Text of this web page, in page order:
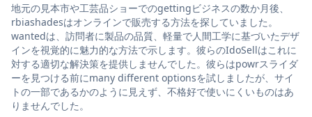
地元の見本市や工芸品ショーでのgettingビジネスの数か月後、
rbiashadesはオンラインで販売する方法を探していました。
wantedは、訪問者に製品の品質、軽量で人間工学に基づいたデザ
インを視覚的に魅力的な方法で示します。彼らのIdoSellはこれに
対する適切な解決策を提供しませんでした。彼らはpowrスライダ
ーを見つける前にmany different optionsを試しましたが、サイ
トの一部であるかのように見えず、不格好で使いにくいものはあ
りませんでした。